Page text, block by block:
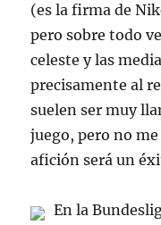
(es la firma de
pero sobre todo
celeste y las
precisamente al
suelen ser muy
juego, pero no me
afición será un
En la